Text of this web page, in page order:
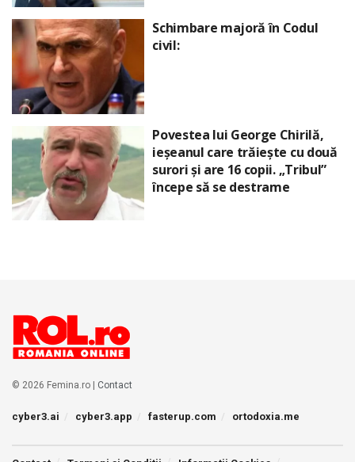
Schimbare majoră în Codul
civil:
Povestea lui George Chirilă,
ieșeanul care trăiește cu două
surori și are 16 copii. „Tribul”
începe să se destrame
© 2026 Femina.ro | Contact
cyber3.ai cyber3.app fasterup.com ortodoxia.me